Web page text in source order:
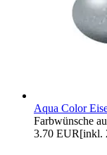
Aqua Color
Farbwünsche
3.70 EUR[inkl.